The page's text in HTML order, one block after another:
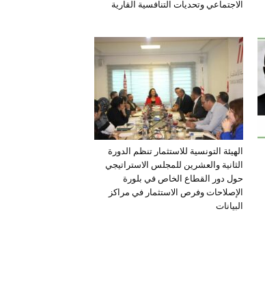
الاجتماعي وتحديات التنافسية القارية
الهيئة التونسية للاستثمار تنظم الدورة
الثانية والعشرين للمجلس الاستراتيجي
حول دور القطاع الخاص في بلورة
الإصلاحات وفرص الاستثمار في مراكز
البيانات